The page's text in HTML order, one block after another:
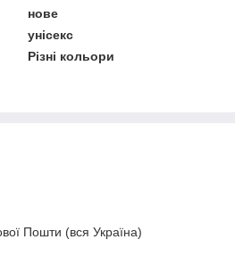
нове
унісекс
Різні кольори
Пошти (вся Україна)